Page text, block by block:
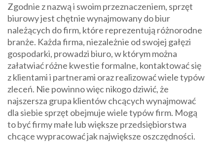
Zgodnie z nazwą i swoim przeznaczeniem, sprzęt
biurowy jest chętnie wynajmowany do biur
należących do firm, które reprezentują różnorodne
branże. Każda firma, niezależnie od swojej gałęzi
gospodarki, prowadzi biuro, w którym można
załatwiać różne kwestie formalne, kontaktować się
z klientami i partnerami oraz realizować wiele typów
zleceń. Nie powinno więc nikogo dziwić, że
najszersza grupa klientów chcących wynajmować
dla siebie sprzęt obejmuje wiele typów firm. Mogą
to być firmy małe lub większe przedsiębiorstwa
chcące wypracować jak największe oszczędności.